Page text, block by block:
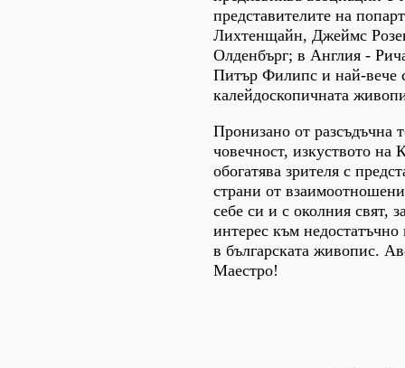
представителите на
Лихтенщайн, Джеймс
Олденбърг; в Англия -
Питър Филипс и най-вече
калейдоскопичната
Пронизано от разсъдъчна
човечност, изкуството на
обогатява зрителя с
страни от
себе си и с околния свят,
интерес към
в българската живопис.
Маестро!